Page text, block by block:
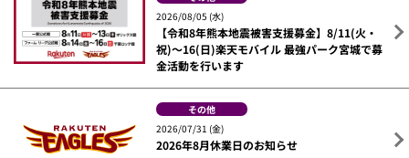
2026/08/05 (水)
【令和8年熊本地震被害支援募金】8/11(火・
祝)～16(日)楽天モバイル 最強パーク宮城で募
金活動を行います
その他
2026/07/31 (金)
2026年8月休業日のお知らせ